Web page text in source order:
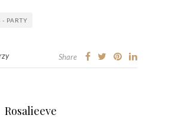
- PARTY
Share
Rosalieeve